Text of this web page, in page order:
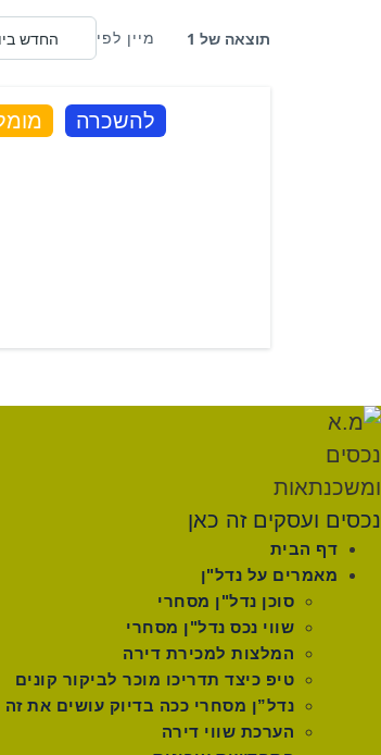
תוצאה של 1 מיין לפי
להשכרה
נכסים ועסקים זה כאן
דף הבית
מאמרים על נדל"ן
סוכן נדל"ן מסחרי
שווי נכס נדל"ן מסחרי
המלצות למכירת דירה
טיפ כיצד תדריכו מוכר לביקור קונים
נדל”ן מסחרי ככה בדיוק עושים את זה
הערכת שווי דירה